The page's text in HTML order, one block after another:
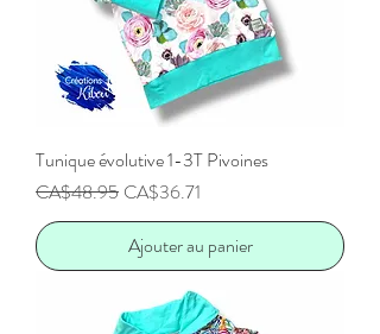
Tunique évolutive 1-3T Pivoines
Prix original
CA$48.95 Prix promotionnel
CA$36.71
Ajouter au panier